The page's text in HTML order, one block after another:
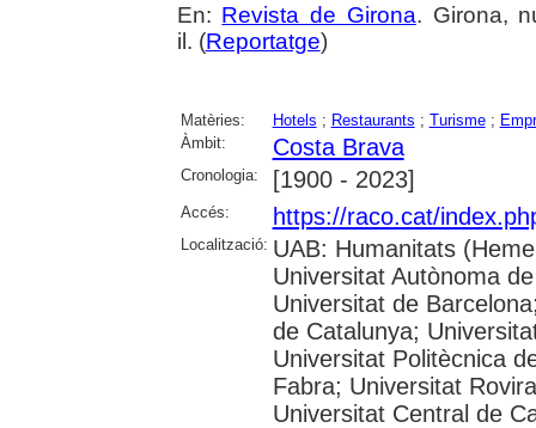
En: Revista de Girona. Girona,
il. (Reportatge)
Matèries: Hotels ; Restaurants ; Turisme;
Àmbit:
Costa Brava
Cronologia: [1900 - 2023]
Accés: https://raco.cat/
Localització: UAB: Humanitats
Universitat Autònoma
Universitat de
de Catalunya;
Universitat Politècnica
Fabra; Universitat
Universitat Central de